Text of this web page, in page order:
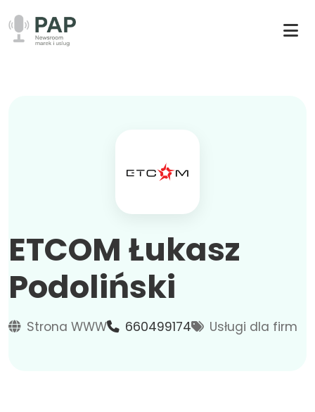
ETCOM Łukasz
Podoliński
Strona WWW 660499174 Usługi dla firm